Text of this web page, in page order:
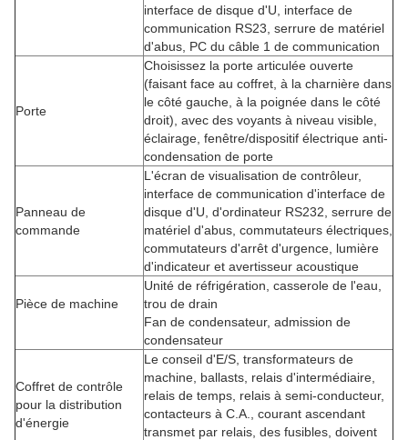
interface de disque d'U, interface de
communication RS23, serrure de matériel
d'abus, PC du câble 1 de communication
Porte
Choisissez la porte articulée ouverte
(faisant face au coffret, à la charnière dans
le côté gauche, à la poignée dans le côté
droit), avec des voyants à niveau visible,
éclairage, fenêtre/dispositif électrique anti-
condensation de porte
Panneau de
commande
L'écran de visualisation de contrôleur,
interface de communication d'interface de
disque d'U, d'ordinateur RS232, serrure de
matériel d'abus, commutateurs électriques,
commutateurs d'arrêt d'urgence, lumière
d'indicateur et avertisseur acoustique
Pièce de machine
Unité de réfrigération, casserole de l'eau,
trou de drain
Fan de condensateur, admission de
condensateur
Coffret de contrôle
pour la distribution
d'énergie
Le conseil d'E/S, transformateurs de
machine, ballasts, relais d'intermédiaire,
relais de temps, relais à semi-conducteur,
contacteurs à C.A., courant ascendant
transmet par relais, des fusibles, doivent